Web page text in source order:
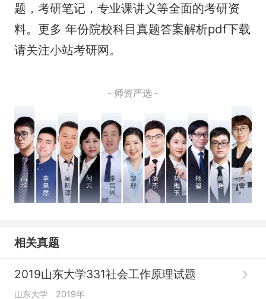
题，考研笔记，专业课讲义等全面的考研资
料。更多 年份院校科目真题答案解析pdf下载
请关注小站考研网。
- 师资严选 -
相关真题
2019山东大学331社会工作原理试题
山东大学 2019年